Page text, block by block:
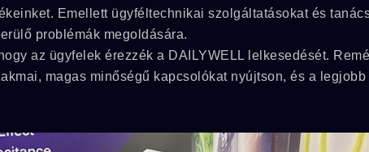
Emellett ügyféltechnikai szolgáltatásokat és
problémák megoldására.
az ügyfelek érezzék a DAILYWELL lelkesedését.
magas minőségű kapcsolókat nyújtson, és a legjobb